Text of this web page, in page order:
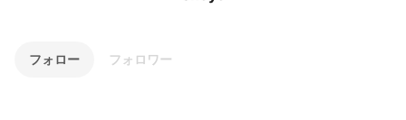
フォロー フォロワー